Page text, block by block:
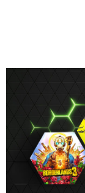
O GeForce NOW